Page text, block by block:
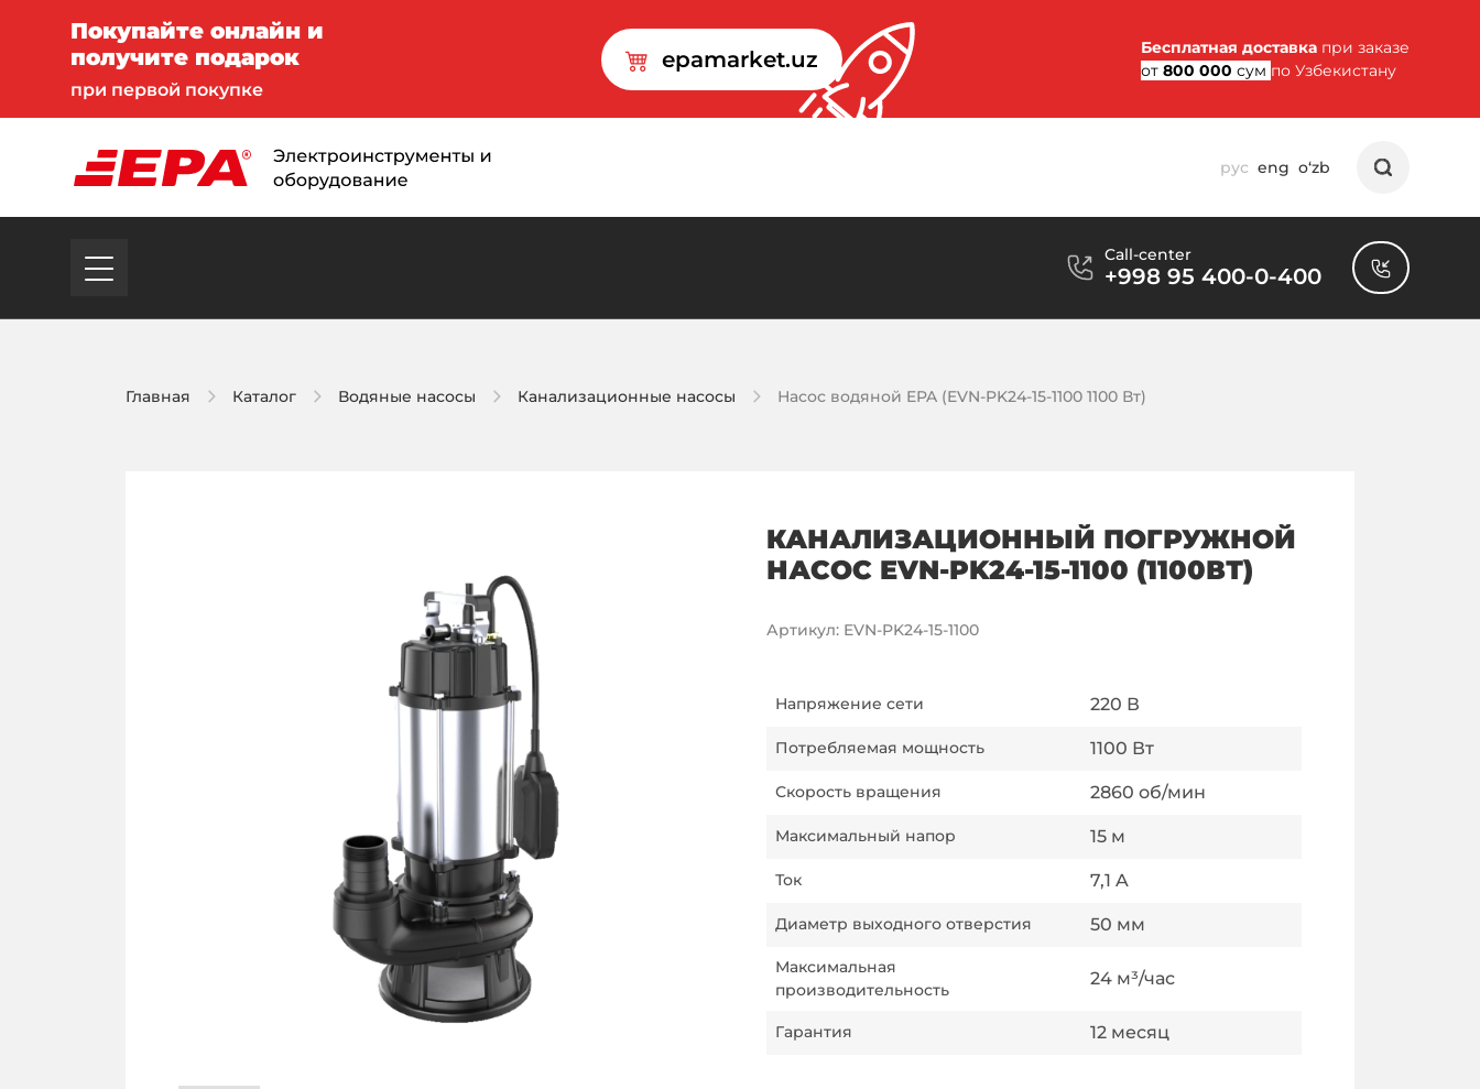
Покупайте онлайн и
получите подарок
при первой покупке
epamarket.uz Бесплатная доставка при заказе
от 800 000 сум по Узбекистану
рус eng o‘zb
Call-center
+998 95 400-0-400
Главная Каталог Водяные насосы Канализационные насосы Насос водяной EPA (EVN-PK24-15-1100 1100 Вт)
КАНАЛИЗАЦИОННЫЙ ПОГРУЖНОЙ
НАСОС EVN-PK24-15-1100 (1100ВТ)
Артикул: EVN-PK24-15-1100
Напряжение сети 220 В
Потребляемая мощность 1100 Вт
Скорость вращения 2860 об/мин
Максимальный напор 15 м
Ток 7,1 A
Диаметр выходного отверстия 50 мм
Максимальная
производительность
24 м³/час
Гарантия 12 месяц